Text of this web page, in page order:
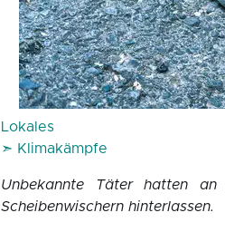
Lokales
➣ Klimakämpfe
Unbekannte Täter hatten
Scheibenwischern hinterlassen.